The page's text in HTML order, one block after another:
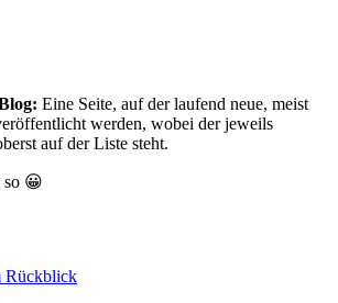
Eine Seite, auf der laufend neue, meist
werden, wobei der jeweils
auf der Liste steht.
so 😀
Rückblick